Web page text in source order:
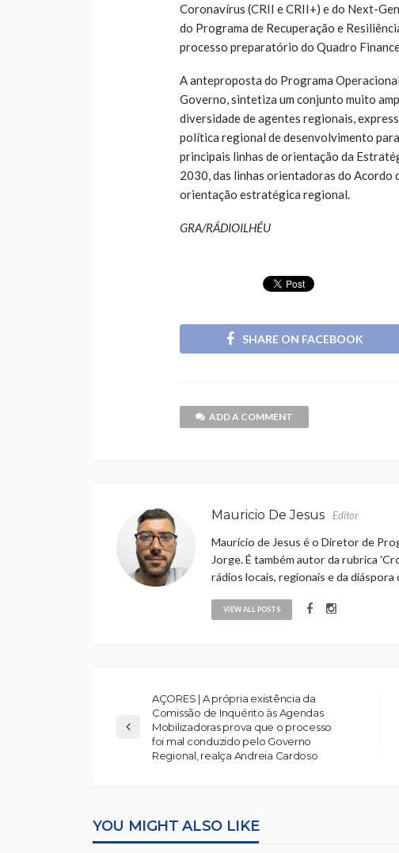
Coronavírus (CRII e CRII+) e do Next-
do Programa de Recuperação e
processo preparatório do Quadro
A anteproposta do Programa
Governo, sintetiza um conjunto muito
diversidade de agentes regionais,
política regional de desenvolvimento
principais linhas de orientação da
2030, das linhas orientadoras do Acordo
orientação estratégica regional.
GRA/RÁDIOILHÉU
SHARE ON FACEBOOK
ADD A COMMENT
Mauricio De Jesus Editor
Maurício de Jesus é o Diretor de
Jorge. É também autor da rubrica
rádios locais, regionais e da diáspora
VIEW ALL POSTS
AÇORES | A própria existência da
Comissão de Inquérito às Agendas
Mobilizadoras prova que o processo
foi mal conduzido pelo Governo
Regional, realça Andreia Cardoso
YOU MIGHT ALSO LIKE